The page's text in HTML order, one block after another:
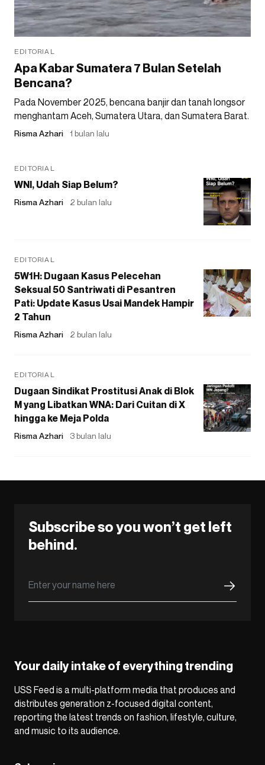
EDITORIAL
Apa Kabar Sumatera 7 Bulan Setelah
Bencana?
Pada November 2025, bencana banjir dan tanah longsor
menghantam Aceh, Sumatera Utara, dan Sumatera Barat.
Risma Azhari 1 bulan lalu
EDITORIAL
WNI, Udah Siap Belum?
Risma Azhari 2 bulan lalu
EDITORIAL
5W1H: Dugaan Kasus Pelecehan
Seksual 50 Santriwati di Pesantren
Pati: Update Kasus Usai Mandek Hampir
2 Tahun
Risma Azhari 2 bulan lalu
EDITORIAL
Dugaan Sindikat Prostitusi Anak di Blok
M yang Libatkan WNA: Dari Cuitan di X
hingga ke Meja Polda
Risma Azhari 3 bulan lalu
Subscribe so you won’t get left
behind.
Your daily intake of everything trending
USS Feed is a multi-platform media that produces and
distributes generation z-focused digital content,
reporting the latest trends on fashion, lifestyle, culture,
and music to its audience.